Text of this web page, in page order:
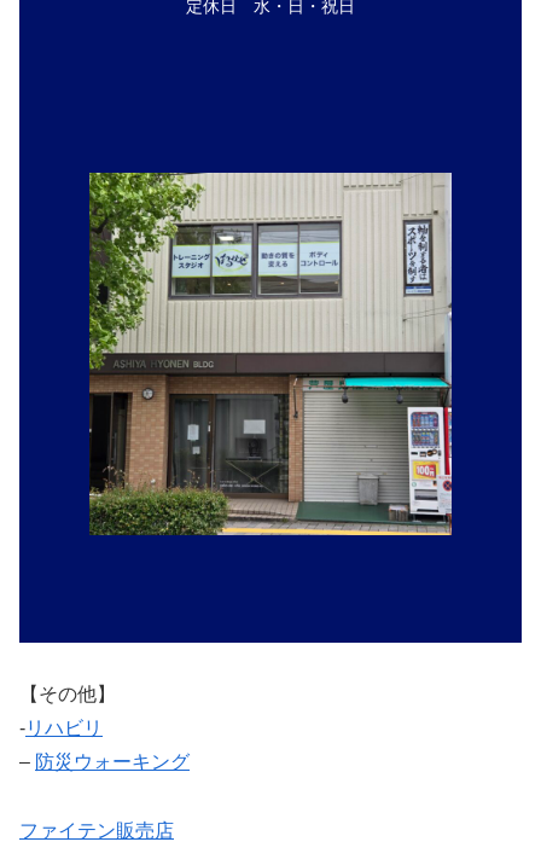
定休日 水・日・祝日
【その他】
‐リハビリ
– 防災ウォーキング
ファイテン販売店